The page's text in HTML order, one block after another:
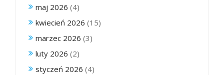
maj 2026 (4)
kwiecień 2026 (15)
marzec 2026 (3)
luty 2026 (2)
styczeń 2026 (4)